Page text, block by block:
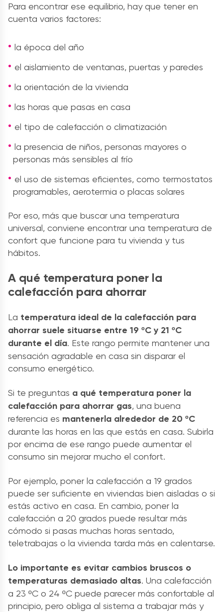
Para encontrar ese equilibrio, hay que tener en
cuenta varios factores:
la época del año
el aislamiento de ventanas, puertas y paredes
la orientación de la vivienda
las horas que pasas en casa
el tipo de calefacción o climatización
la presencia de niños, personas mayores o
personas más sensibles al frío
el uso de sistemas eficientes, como termostatos
programables, aerotermia o placas solares
Por eso, más que buscar una temperatura
universal, conviene encontrar una temperatura de
confort que funcione para tu vivienda y tus
hábitos.
A qué temperatura poner la
calefacción para ahorrar
La temperatura ideal de la calefacción para
ahorrar suele situarse entre 19 ºC y 21 ºC
durante el día. Este rango permite mantener una
sensación agradable en casa sin disparar el
consumo energético.
Si te preguntas a qué temperatura poner la
calefacción para ahorrar gas, una buena
referencia es mantenerla alrededor de 20 ºC
durante las horas en las que estás en casa. Subirla
por encima de ese rango puede aumentar el
consumo sin mejorar mucho el confort.
Por ejemplo, poner la calefacción a 19 grados
puede ser suficiente en viviendas bien aisladas o si
estás activo en casa. En cambio, poner la
calefacción a 20 grados puede resultar más
cómodo si pasas muchas horas sentado,
teletrabajas o la vivienda tarda más en calentarse.
Lo importante es evitar cambios bruscos o
temperaturas demasiado altas. Una calefacción
a 23 ºC o 24 ºC puede parecer más confortable al
principio, pero obliga al sistema a trabajar más y